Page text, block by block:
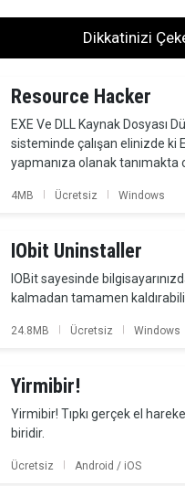
Dikkatinizi
Resource Hacker
EXE Ve DLL Kaynak Dosyası
sisteminde çalışan elinizde ki
yapmanıza olanak tanımakta
4MB | Ücretsiz | Windows
IObit Uninstaller
IOBit sayesinde
kalmadan tamamen
24.8MB | Ücretsiz | Windows
Yirmibir!
Yirmibir! Tıpkı gerçek el
biridir.
Ücretsiz | Android / iOS